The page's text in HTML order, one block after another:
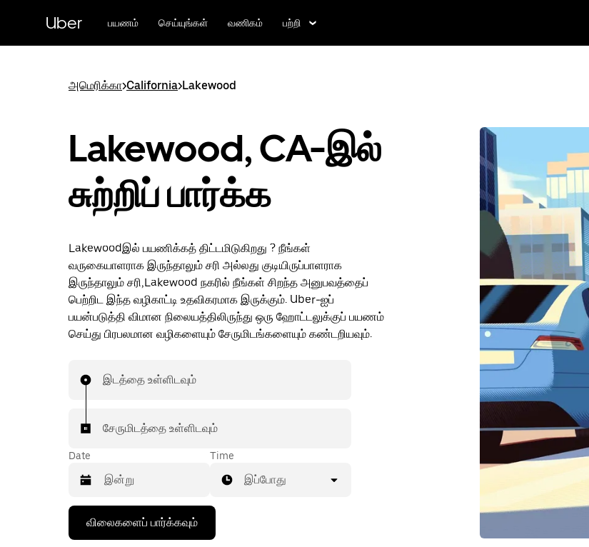
பக்கத்திற்குச்Uber பயணம் செய்யுங்கள் வணிகம் பற்றி
அமெரிக்கா>California>Lakewood
Lakewood, CA-இல்
சுற்றிப் பார்க்க
Lakewoodஇல் பயணிக்கத் திட்டமிடுகிறது ? நீங்கள்
வருகையாளராக இருந்தாலும் சரி அல்லது குடியிருப்பாளராக
இருந்தாலும் சரி,Lakewood நகரில் நீங்கள் சிறந்த அனுபவத்தைப்
பெற்றிட இந்த வழிகாட்டி உதவிகரமாக இருக்கும். Uber-ஐப்
பயன்படுத்தி விமான நிலையத்திலிருந்து ஒரு ஹோட்டலுக்குப் பயணம்
செய்து பிரபலமான வழிகளையும் சேருமிடங்களையும் கண்டறியவும்.
இடத்தை உள்ளிடவும்
சேருமிடத்தை உள்ளிடவும்
Date
கீழ்நோக்கிய
அம்புக்குறியை
அழுத்தி
Time
இப்போது
விலைகளைப் பார்க்கவும்